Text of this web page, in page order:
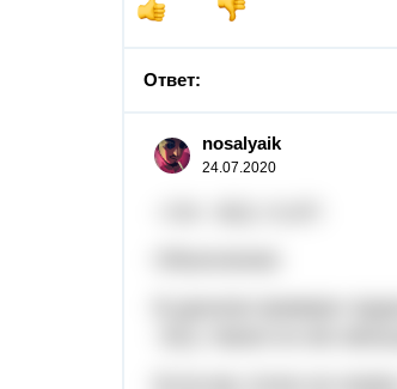
Ответ:
nosalyaik
24.07.2020